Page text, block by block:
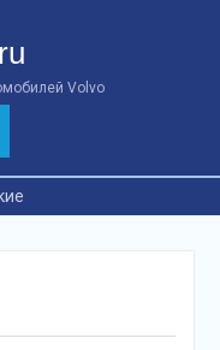
Volvo